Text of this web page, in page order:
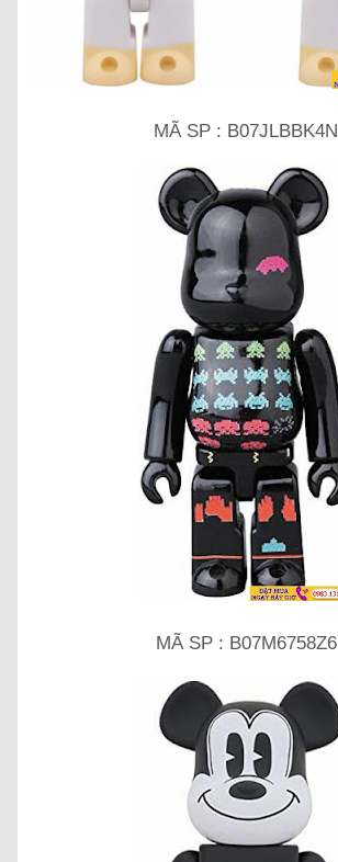
MÃ SP : B07JLBBK4N
MÃ SP : B07M6758Z6